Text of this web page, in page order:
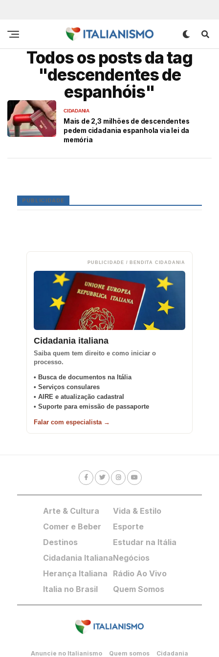
Todos os posts da tag
"descendentes de
espanhóis"
CIDADANIA
Mais de 2,3 milhões de descendentes
pedem cidadania espanhola via lei da
memória
PUBLICIDADE
PUBLICIDADE / BENDITA CIDADANIA
Cidadania italiana
Saiba quem tem direito e como iniciar o
processo.
• Busca de documentos na Itália
• Serviços consulares
• AIRE e atualização cadastral
• Suporte para emissão de passaporte
Falar com especialista →
Arte & Cultura
Comer e Beber
Destinos
Cidadania Italiana
Herança Italiana
Italia no Brasil
Vida & Estilo
Esporte
Estudar na Itália
Negócios
Rádio Ao Vivo
Quem Somos
Anuncie no Italianismo Quem somos Cidadania